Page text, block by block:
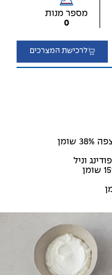
מספר מנות
0
לרכישת המצרכים